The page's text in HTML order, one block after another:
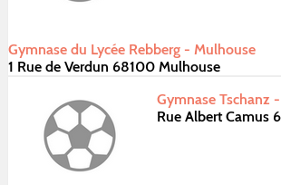
Gymnase du Lycée Rebberg - Mulhouse
1 Rue de Verdun 68100 Mulhouse
Gymnase Tschanz
Rue Albert Camus